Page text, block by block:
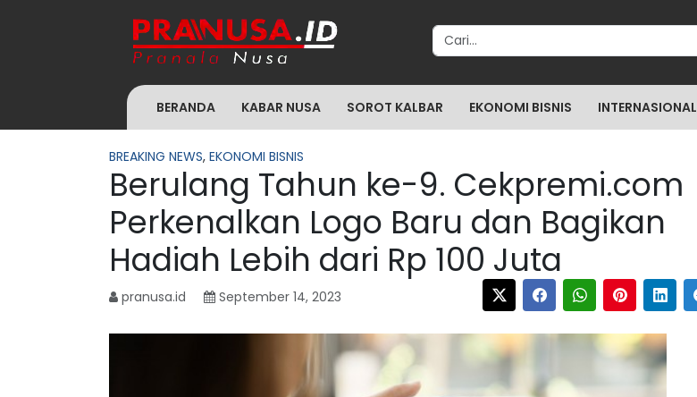
Search for:
BERANDA KABAR NUSA SOROT KALBAR EKONOMI BISNIS INTERNASIONAL
BREAKING NEWS, EKONOMI BISNIS
Berulang Tahun ke-9. Cekpremi.com
Perkenalkan Logo Baru dan Bagikan
Hadiah Lebih dari Rp 100 Juta
pranusa.id September 14, 2023